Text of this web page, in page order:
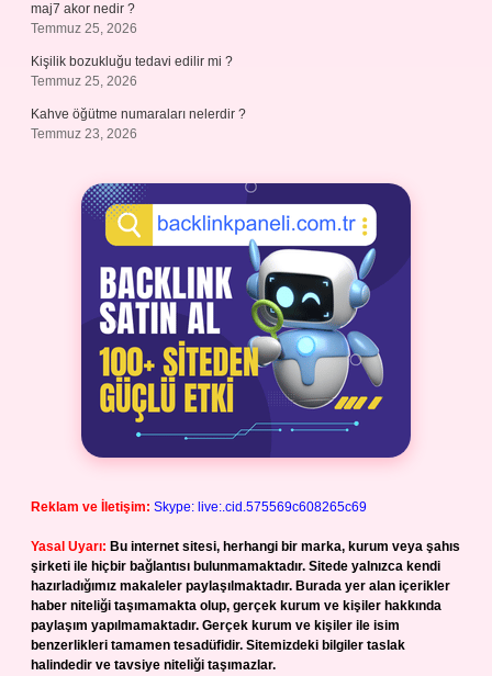
maj7 akor nedir ?
Temmuz 25, 2026
Kişilik bozukluğu tedavi edilir mi ?
Temmuz 25, 2026
Kahve öğütme numaraları nelerdir ?
Temmuz 23, 2026
Reklam ve İletişim: Skype: live:.cid.575569c608265c69
Yasal Uyarı: Bu internet sitesi, herhangi bir marka, kurum veya şahıs
şirketi ile hiçbir bağlantısı bulunmamaktadır. Sitede yalnızca kendi
hazırladığımız makaleler paylaşılmaktadır. Burada yer alan içerikler
haber niteliği taşımamakta olup, gerçek kurum ve kişiler hakkında
paylaşım yapılmamaktadır. Gerçek kurum ve kişiler ile isim
benzerlikleri tamamen tesadüfidir. Sitemizdeki bilgiler taslak
halindedir ve tavsiye niteliği taşımazlar.